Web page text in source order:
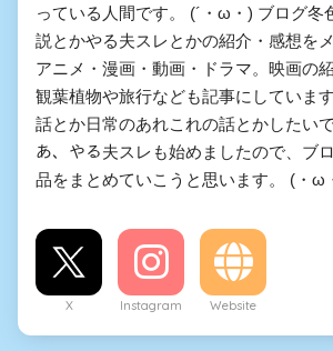
っている人間です。 (´・ω・) ブログ冬
説とかやる夫スレとかの紹介・感想を
アニメ・漫画・動画・ドラマ。映画の
観葉植物や旅行なども記事にしていま
話とか日常のあれこれの話とかしたい
あ、やる夫スレも始めましたので、ブ
品をまとめていこうと思います。 (・ω
X Instagram Website